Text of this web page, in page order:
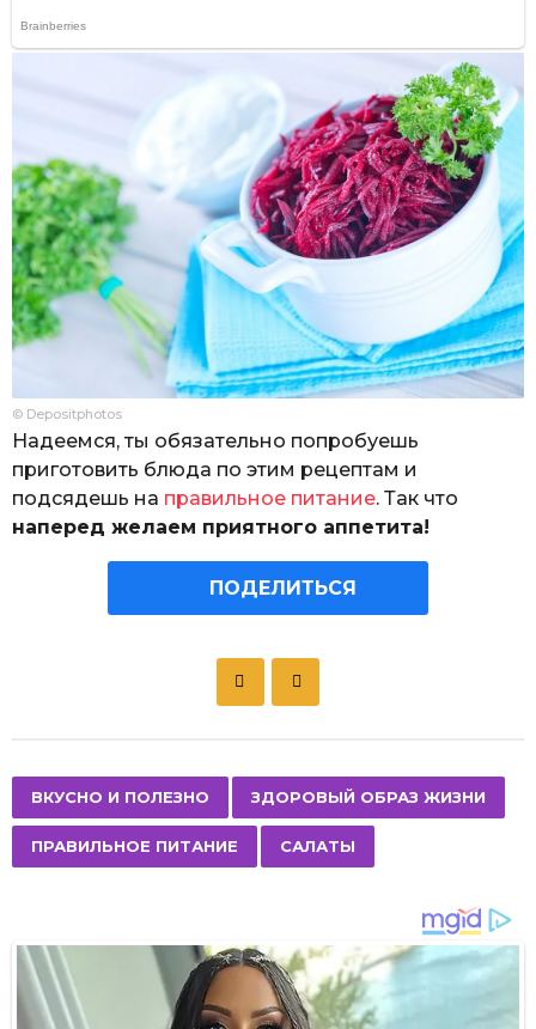
© Depositphotos
Надеемся, ты обязательно попробуешь
приготовить блюда по этим рецептам и
подсядешь на правильное питание. Так что
наперед желаем приятного аппетита!
ПОДЕЛИТЬСЯ
a
g
a
t
ВКУСНО И ПОЛЕЗНО ЗДОРОВЫЙ ОБРАЗ ЖИЗНИ
ПРАВИЛЬНОЕ ПИТАНИЕ САЛАТЫ